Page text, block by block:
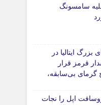
سامسونگ
بزرگ ایتالیا در
قرمز قرار
گرمای بی‌سابقه،
قرار داداپل را نجات